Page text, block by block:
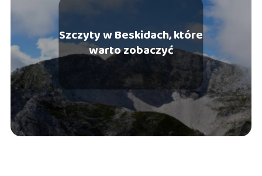
Szczyty w Beskidach, które
warto zobaczyć